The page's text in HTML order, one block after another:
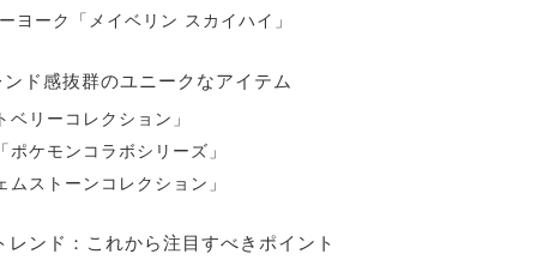
ヨーク「メイベリン スカイハイ」
ド感抜群のユニークなアイテム
ベリーコレクション」
ポケモンコラボシリーズ」
ムストーンコレクション」
レンド：これから注目すべきポイント